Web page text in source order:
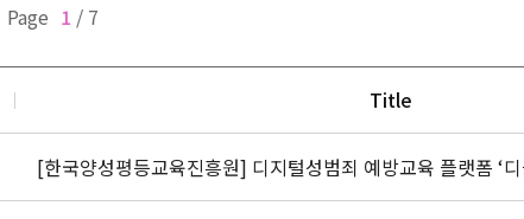
Page 1 / 7
Title
[한국양성평등교육진흥원] 디지털성범죄 예방교육 플랫폼 ‘